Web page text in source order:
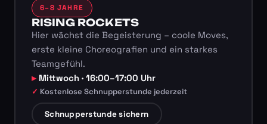
6–8 JAHRE
RISING ROCKETS
Hier wächst die Begeisterung – coole Moves,
erste kleine Choreografien und ein starkes
Teamgefühl.
Mittwoch · 16:00–17:00 Uhr
Kostenlose Schnupperstunde jederzeit
Schnupperstunde sichern